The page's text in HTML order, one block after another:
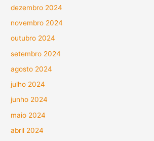
dezembro 2024
novembro 2024
outubro 2024
setembro 2024
agosto 2024
julho 2024
junho 2024
maio 2024
abril 2024